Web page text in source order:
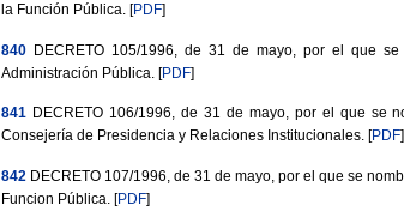
la Función Pública. [PDF]
840 DECRETO 105/1996, de 31 de mayo, por el que
Administración Pública. [PDF]
841 DECRETO 106/1996, de 31 de mayo, por el que se
Consejería de Presidencia y Relaciones Institucionales. [PDF]
842 DECRETO 107/1996, de 31 de mayo, por el que se
Funcion Pública. [PDF]